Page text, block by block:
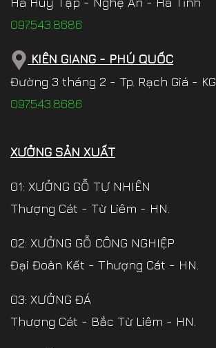
097.543.8686
KIÊN GIANG - PHÚ QUỐC
Đường 3 tháng 2 - Tp. Rạch Giá - KG.
097.543.8686
XƯỞNG SẢN XUẤT
01: XƯỞNG GỖ TỰ NHIÊN
Thượng Cát - Từ Liêm - HN.
02: XƯỞNG GỖ CÔNG NGHIỆP
Đại Đoàn Kết - Thượng Cát - HN.
03: XƯỞNG ĐÁ
Thượng Cát - Bắc Từ Liêm - HN.